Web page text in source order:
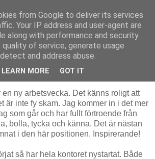
2011
en ny arbetsvecka. Det känns roligt att
är inte fy skam. Jag kommer in i det mer
som går och har fullt förtroende från
bolla, tycka och känna. Det är nästan
i den här positionen. Inspirerande!
så har hela kontoret nystartat. Både
from Google to deliver its services
Your IP address and user-agent are
along with performance and security
of service, generate usage
and address abuse.
LEARN MORE GOT IT